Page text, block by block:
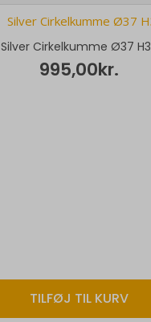
Gem mit navn, mail og
Silver Cirkelkumme Ø37
995,00kr.
TILFØJ TIL KURV